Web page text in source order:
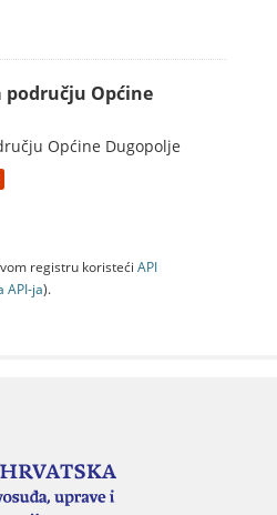
Općine
Općine Dugopolje
registru koristeći API
API-jа).